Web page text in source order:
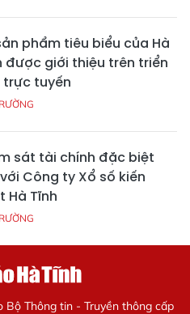
phẩm tiêu biểu của Hà
được giới thiệu trên triển
trực tuyến
sát tài chính đặc biệt
Công ty Xổ số kiến
Hà Tĩnh
Bộ Thông tin - Truyền thông cấp